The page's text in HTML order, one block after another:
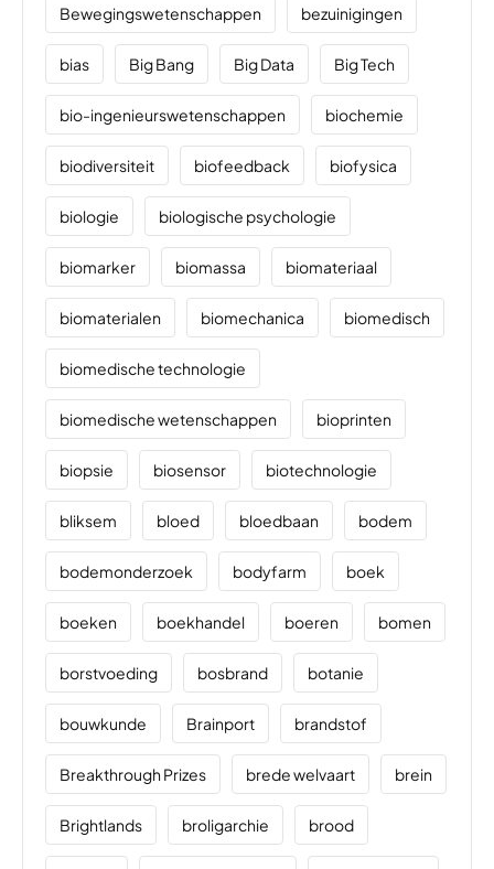
Bewegingswetenschappen bezuinigingen
bias Big Bang Big Data Big Tech
bio-ingenieurswetenschappen biochemie
biodiversiteit biofeedback biofysica
biologie biologische psychologie
biomarker biomassa biomateriaal
biomaterialen biomechanica biomedisch
biomedische technologie
biomedische wetenschappen bioprinten
biopsie biosensor biotechnologie
bliksem bloed bloedbaan bodem
bodemonderzoek bodyfarm boek
boeken boekhandel boeren bomen
borstvoeding bosbrand botanie
bouwkunde Brainport brandstof
Breakthrough Prizes brede welvaart brein
Brightlands broligarchie brood